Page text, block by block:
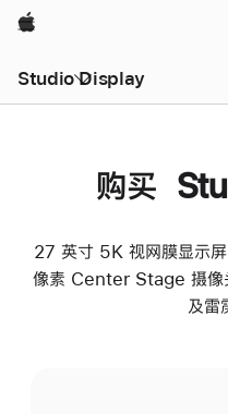
Apple
Studio Display
购买
27 英寸 5K 视网膜显示
像素 Center Stage 摄像
及雷